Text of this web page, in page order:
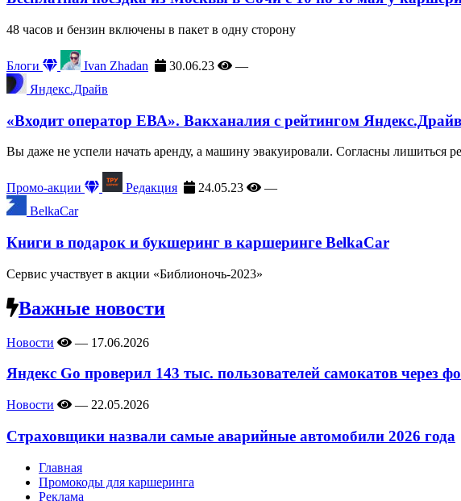
48 часов и бензин включены в пакет в одну сторону
Блоги Ivan Zhadan 30.06.23
—
Яндекс.Драйв
«Входит оператор ЕВА». Вакханалия с рейтингом
Вы даже не успели начать аренду, а машину эвакуировали. Согласны лишиться
Промо-акции Редакция 24.05.23
—
BelkaCar
Книги в подарок и букшеринг в каршеринге BelkaCar
Сервис участвует в акции «Библионочь-2023»
Важные новости
Новости — 17.06.2026
Яндекс Go проверил 143 тыс. пользователей самокатов через
Новости — 22.05.2026
Страховщики назвали самые аварийные автомобили 2026 года
Главная
Промокоды для каршеринга
Реклама